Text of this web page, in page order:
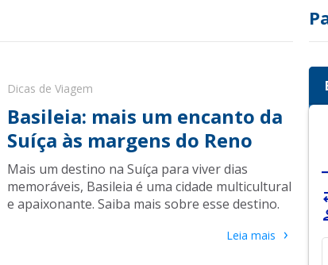
Dicas de Viagem
Basileia: mais um encanto da
Suíça às margens do Reno
Mais um destino na Suíça para viver dias
memoráveis, Basileia é uma cidade multicultural
e apaixonante. Saiba mais sobre esse destino.
Leia mais ›